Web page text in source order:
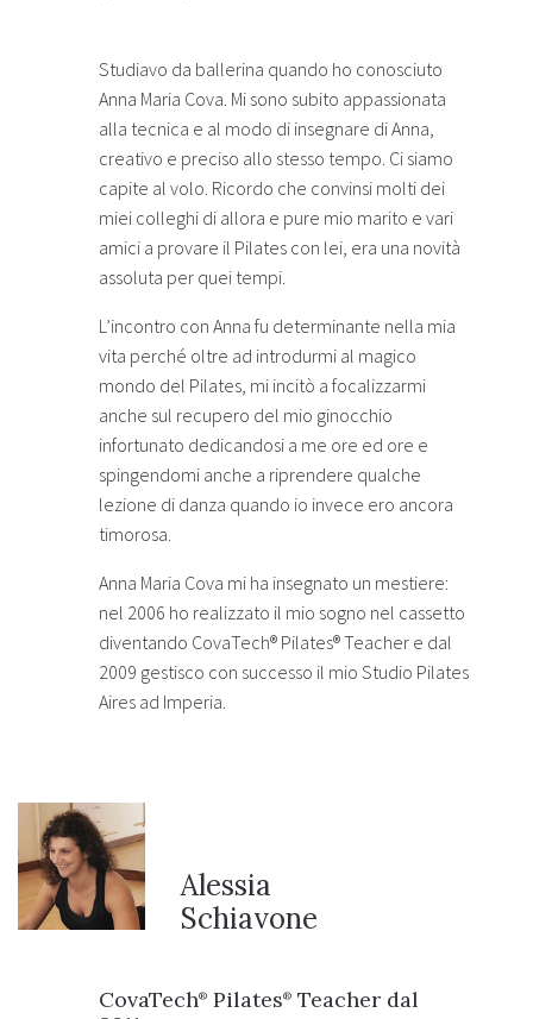
Studiavo da ballerina quando ho conosciuto
Anna Maria Cova. Mi sono subito appassionata
alla tecnica e al modo di insegnare di Anna,
creativo e preciso allo stesso tempo. Ci siamo
capite al volo. Ricordo che convinsi molti dei
miei colleghi di allora e pure mio marito e vari
amici a provare il Pilates con lei, era una novità
assoluta per quei tempi.
L’incontro con Anna fu determinante nella mia
vita perché oltre ad introdurmi al magico
mondo del Pilates, mi incitò a focalizzarmi
anche sul recupero del mio ginocchio
infortunato dedicandosi a me ore ed ore e
spingendomi anche a riprendere qualche
lezione di danza quando io invece ero ancora
timorosa.
Anna Maria Cova mi ha insegnato un mestiere:
nel 2006 ho realizzato il mio sogno nel cassetto
diventando CovaTech® Pilates® Teacher e dal
2009 gestisco con successo il mio Studio Pilates
Aires ad Imperia.
Alessia
Schiavone
CovaTech® Pilates® Teacher dal